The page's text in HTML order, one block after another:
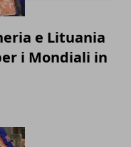
e Lituania
i Mondiali in